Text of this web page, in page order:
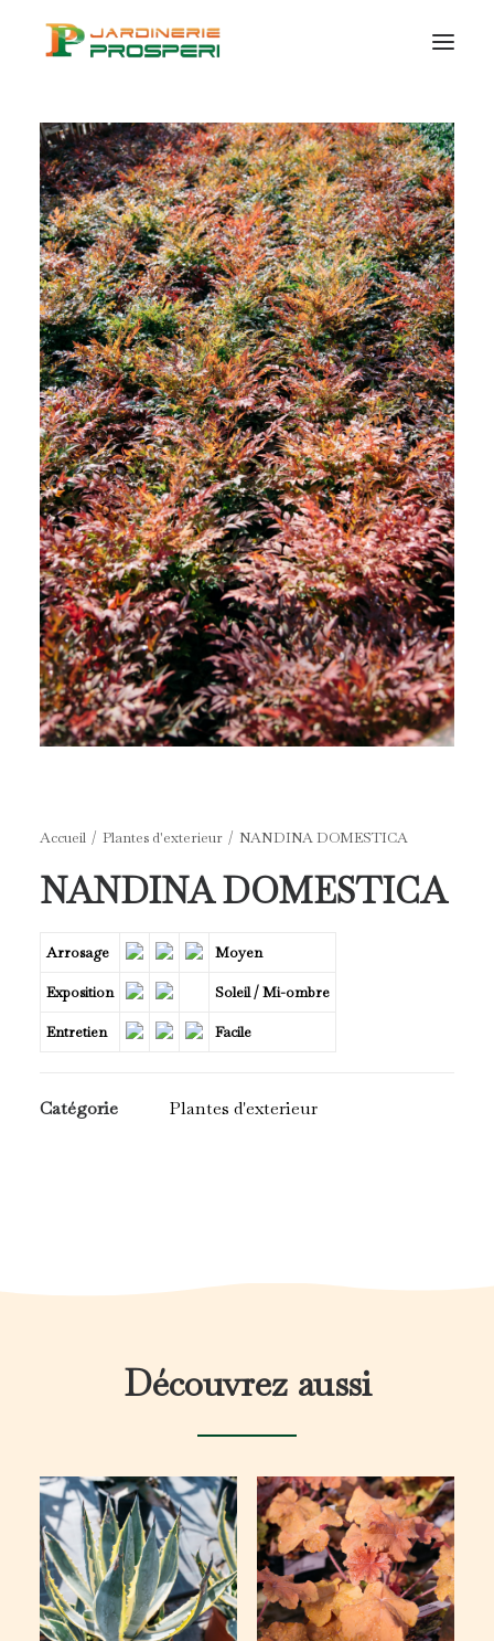
VÉGÉTAUX
SUR MESURE
CERTIFICATION
BIO
CONSEILS ET IDÉES
CONTACT
Accueil Plantes d'exterieur NANDINA DOMESTICA
NANDINA DOMESTICA
Arrosage Moyen
Exposition Soleil / Mi-ombre
Entretien Facile
Catégorie Plantes d'exterieur
Découvrez aussi